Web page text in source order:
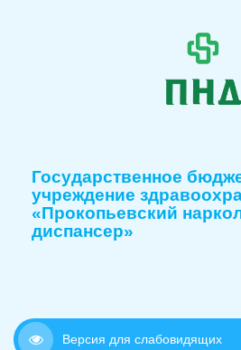
Государственное
учреждение
«Прокопьевский
диспансер»
Версия для слабовидящих